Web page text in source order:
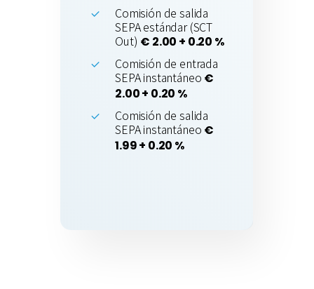
Comisión de salida
SEPA estándar (SCT
Out) € 2.00 + 0.20 %
Comisión de entrada
SEPA instantáneo €
2.00 + 0.20 %
Comisión de salida
SEPA instantáneo €
1.99 + 0.20 %